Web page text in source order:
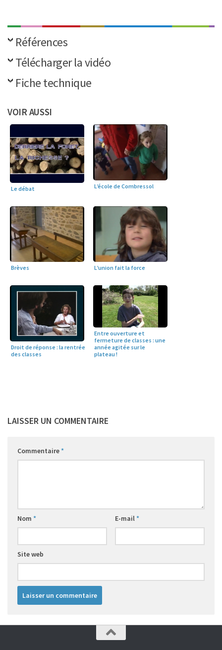
Références
Télécharger la vidéo
Fiche technique
VOIR AUSSI
Le débat L’école de Combressol
Brèves L’union fait la force
Droit de réponse : la rentrée
des classes
Entre ouverture et
fermeture de classes : une
année agitée sur le
plateau !
LAISSER UN COMMENTAIRE
Commentaire*
Nom * E-mail*
Site web